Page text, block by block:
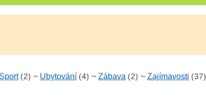
Sport (2) ~ Ubytování (4) ~ Zábava (2) ~ Zajímavosti (37)